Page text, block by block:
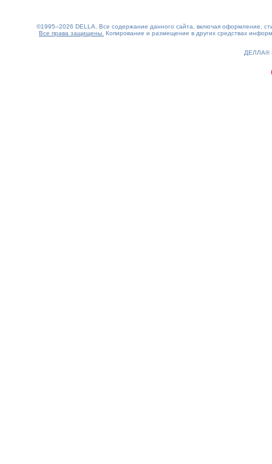
©1995–2026 DELLA. Все содержание данного сайта, включая оформление,
Все права защищены. Копирование и размещение в других средствах